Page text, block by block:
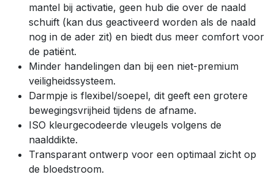
mantel bij activatie, geen hub die over de naald
schuift (kan dus geactiveerd worden als de naald
nog in de ader zit) en biedt dus meer comfort voor
de patiënt.
Minder handelingen dan bij een niet-premium
veiligheidssysteem.
Darmpje is flexibel/soepel, dit geeft een grotere
bewegingsvrijheid tijdens de afname.
ISO kleurgecodeerde vleugels volgens de
naalddikte.
Transparant ontwerp voor een optimaal zicht op
de bloedstroom.